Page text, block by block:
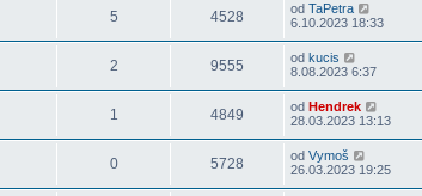
5 4528 od TaPetra
6.10.2023 18:33
2 9555 od kucis
8.08.2023 6:37
1 4849 od Hendrek
28.03.2023 13:13
0 5728 od Vymoš
26.03.2023 19:25